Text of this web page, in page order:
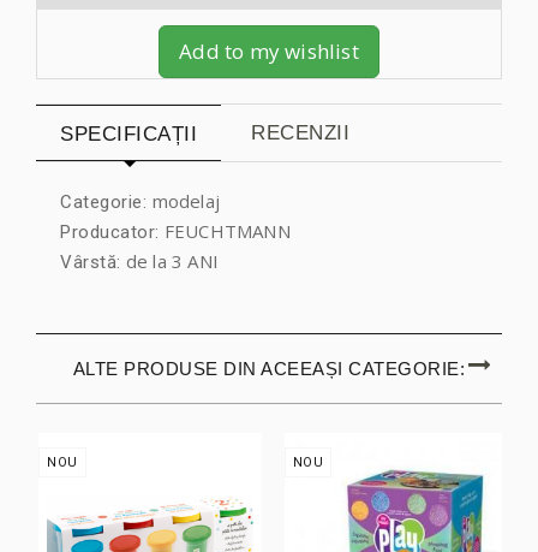
Add to my wishlist
SPECIFICAȚII RECENZII
Categorie: modelaj
Producator: FEUCHTMANN
Vârstă: de la 3 ANI
ALTE PRODUSE DIN ACEEAȘI CATEGORIE:
NOU NOU